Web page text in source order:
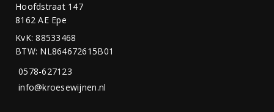
Hoofdstraat 147
8162 AE Epe
KvK: 88533468
BTW: NL864672615B01
0578-627123
info@kroesewijnen.nl